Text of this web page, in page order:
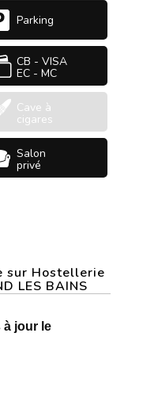
Parking
CB - VISA
EC - MC
Cave à
cigares
Salon
privé
sur Hostellerie
LES BAINS
à jour le